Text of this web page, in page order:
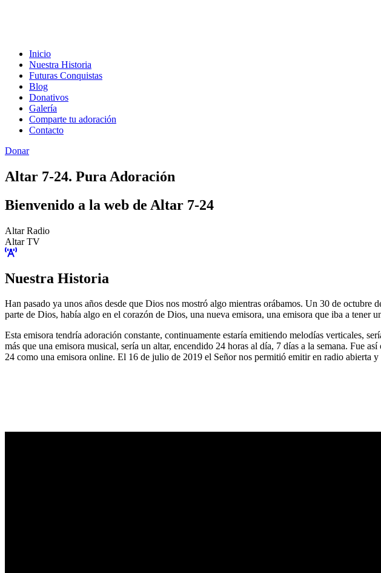
Inicio
Nuestra Historia
Futuras Conquistas
Blog
Donativos
Galería
Comparte tu adoración
Contacto
Donar
Altar 7-24. Pura Adoración
Bienvenido a la web de Altar 7-24
Altar Radio
Altar TV
Nuestra Historia
Han pasado ya unos años desde que Dios nos mostró algo mientras orábamos. Un 30 de
parte de Dios, había algo en el corazón de Dios, una nueva emisora, una emisora que iba a tener
Esta emisora tendría adoración constante, continuamente estaría emitiendo melodías verticales,
más que una emisora musical, sería un altar, encendido 24 horas al día, 7 días a la semana. Fue
24 como una emisora online. El 16 de julio de 2019 el Señor nos permitió emitir en radio abierta